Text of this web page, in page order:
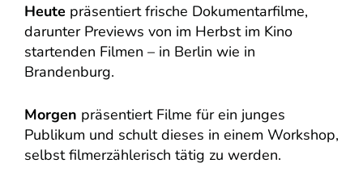
Heute präsentiert frische Dokumentarfilme,
darunter Previews von im Herbst im Kino
startenden Filmen – in Berlin wie in
Brandenburg.
Morgen präsentiert Filme für ein junges
Publikum und schult dieses in einem Workshop,
selbst filmerzählerisch tätig zu werden.